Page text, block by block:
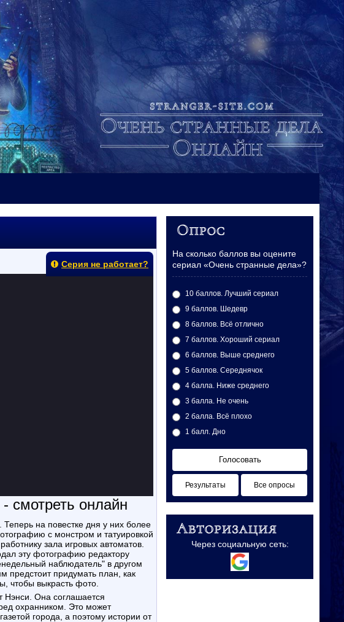
Серия не работает?
смотреть онлайн
с монстром и татуировкой
зала игровых автоматов.
эту фотографию редактору
наблюдатель" в другом
предстоит придумать план, как
чтобы выкрасть фото.
охранником. Это может
города, а поэтому истории от
На сколько баллов вы оцените
сериал «Очень странные дела»?
10 баллов. Лучший сериал
9 баллов. Шедевр
8 баллов. Всё отлично
7 баллов. Хороший сериал
6 баллов. Выше среднего
5 баллов. Середнячок
4 балла. Ниже среднего
3 балла. Не очень
2 балла. Всё плохо
1 балл. Дно
Голосовать
Результаты Все опросы
Через социальную сеть: